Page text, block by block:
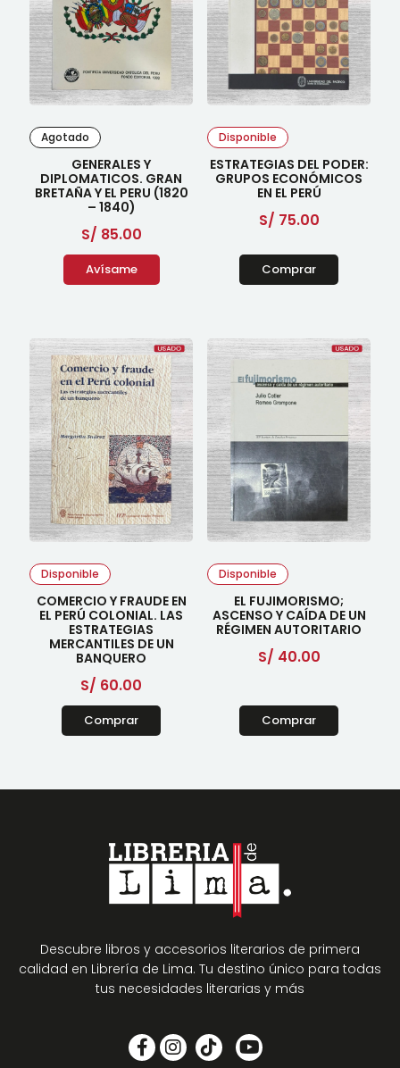
Agotado
GENERALES Y
DIPLOMATICOS. GRAN
BRETAÑA Y EL PERU (1820
– 1840)
S/ 85.00
Avísame
Disponible
ESTRATEGIAS DEL PODER:
GRUPOS ECONÓMICOS
EN EL PERÚ
S/ 75.00
Comprar
Disponible
COMERCIO Y FRAUDE EN
EL PERÚ COLONIAL. LAS
ESTRATEGIAS
MERCANTILES DE UN
BANQUERO
S/ 60.00
Comprar
Disponible
EL FUJIMORISMO;
ASCENSO Y CAÍDA DE UN
RÉGIMEN AUTORITARIO
S/ 40.00
Comprar
Descubre libros y accesorios literarios de primera
calidad en Librería de Lima. Tu destino único para todas
tus necesidades literarias y más